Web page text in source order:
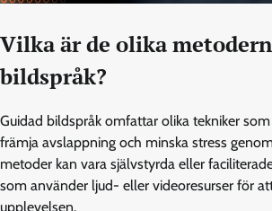
Vilka är de olika
bildspråk?
Guidad bildspråk omfattar olika tekniker
främja avslappning och minska stress
metoder kan vara självstyrda eller
som använder ljud- eller videoresurser för
upplevelsen.